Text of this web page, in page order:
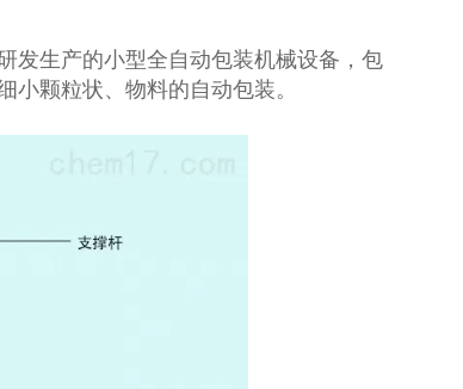
发生产的小型全自动包装机械设备，包
颗粒状、物料的自动包装。